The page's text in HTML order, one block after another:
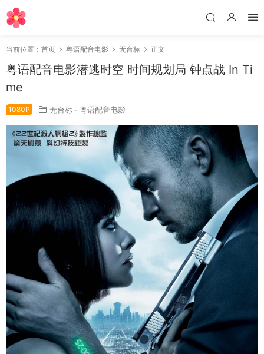
当前位置： 首页 粤语配音电影 无台标 正文
粤语配音电影潜逃时空 时间规划局 钟点战 In Ti
me
1080P 无台标 · 粤语配音电影